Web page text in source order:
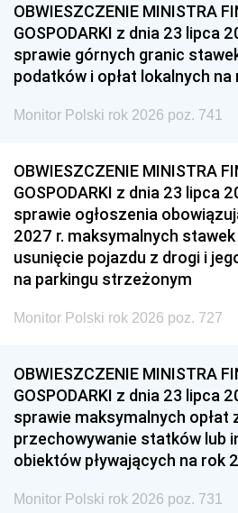
OBWIESZCZENIE MINISTRA
GOSPODARKI z dnia 23 lipca
sprawie górnych granic
podatków i opłat lokalnych
Monitor Polski rok 2026 poz. 741
OBWIESZCZENIE MINISTRA
GOSPODARKI z dnia 23 lipca
sprawie ogłoszenia
2027 r. maksymalnych stawek
usunięcie pojazdu z drogi i
na parkingu strzeżonym
Monitor Polski rok 2026 poz. 727
OBWIESZCZENIE MINISTRA
GOSPODARKI z dnia 23 lipca
sprawie maksymalnych opłat
przechowywanie statków lub
obiektów pływających na rok
Monitor Polski rok 2026 poz. 731